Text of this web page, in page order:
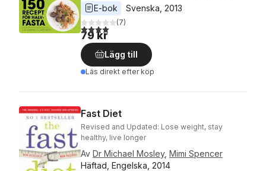
E-bok
Svenska 2013
4,0utav 5 stjärnor. Totalt antal röster:
(7)
79 kr
Lägg till
Läs direkt efter köp
Fast Diet
Revised and Updated: Lose weight, stay
healthy, live longer
Av Dr Michael Mosley, Mimi Spencer
Häftad, Engelska, 2014